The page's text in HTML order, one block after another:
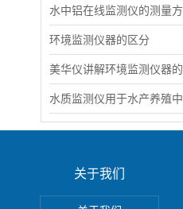
环境监测仪器的区分
水质监测仪用于水产养殖中
关于我们